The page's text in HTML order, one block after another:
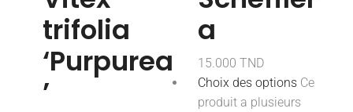
trifolia
‘Purpurea
’
a
15.000 TND
Choix des options Ce
produit a plusieurs